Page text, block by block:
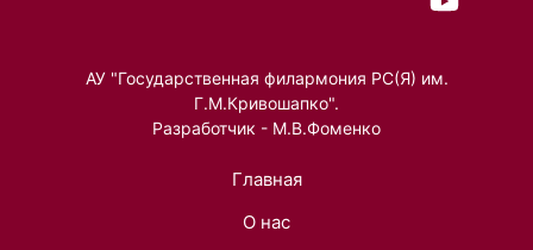
АУ "Государственная филармония РС(Я) им.
Г.М.Кривошапко".
Разработчик - М.В.Фоменко
Главная
О нас